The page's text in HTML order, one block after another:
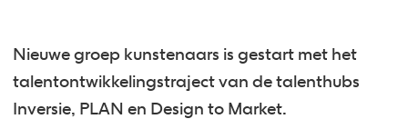
Nieuwe groep kunstenaars is gestart met het
talentontwikkelingstraject van de talenthubs
Inversie, PLAN en Design to Market.